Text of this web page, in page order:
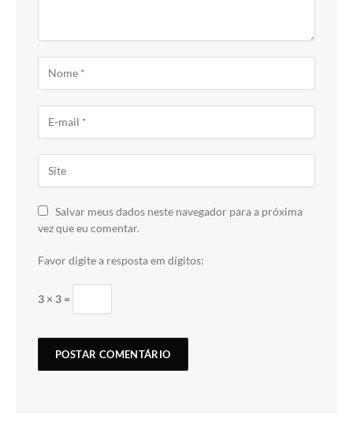
Salvar meus dados neste navegador para a próxima
vez que eu comentar.
Favor digite a resposta em dígitos:
3 × 3 =